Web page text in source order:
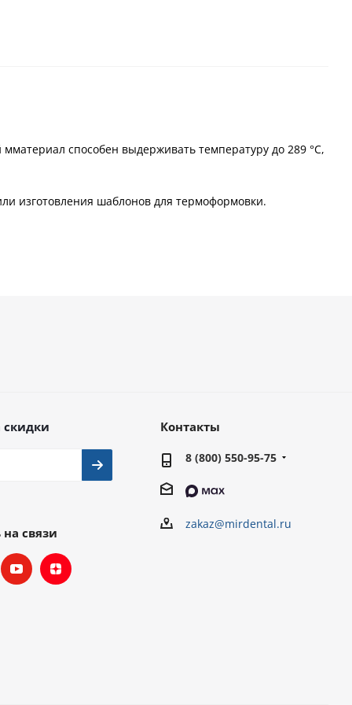
способен выдерживать температуру до 289 °C,
изготовления шаблонов для термоформовки.
скидки
связи
Контакты
8 (800) 550-95-75
zakaz@mirdental.ru